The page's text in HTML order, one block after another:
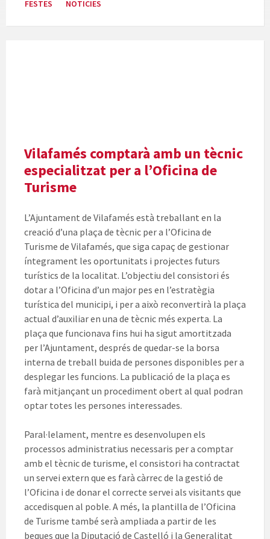
FESTES
NOTICIES
Vilafamés comptarà amb un tècnic
especialitzat per a l’Oficina de
Turisme
L’Ajuntament de Vilafamés està treballant en la
creació d’una plaça de tècnic per a l’Oficina de
Turisme de Vilafamés, que siga capaç de gestionar
íntegrament les oportunitats i projectes futurs
turístics de la localitat. L’objectiu del consistori és
dotar a l’Oficina d’un major pes en l’estratègia
turística del municipi, i per a això reconvertirà la plaça
actual d’auxiliar en una de tècnic més experta. La
plaça que funcionava fins hui ha sigut amortitzada
per l’Ajuntament, després de quedar-se la borsa
interna de treball buida de persones disponibles per a
desplegar les funcions. La publicació de la plaça es
farà mitjançant un procediment obert al qual podran
optar totes les persones interessades.
Paral·lelament, mentre es desenvolupen els
processos administratius necessaris per a comptar
amb el tècnic de turisme, el consistori ha contractat
un servei extern que es farà càrrec de la gestió de
l’Oficina i de donar el correcte servei als visitants que
accedisquen al poble. A més, la plantilla de l’Oficina
de Turisme també serà ampliada a partir de les
beques que la Diputació de Castelló i la Generalitat